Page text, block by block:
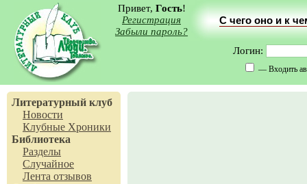
Привет, Гость!
Регистрация
Забыли пароль?
С чего оно и к
Логин:
— Входить
Литературный клуб
Новости
Клубные Хроники
Библиотека
Разделы
Случайное
Лента отзывов